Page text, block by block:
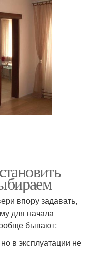
впору задавать,
для начала
бывают:
в эксплуатации не